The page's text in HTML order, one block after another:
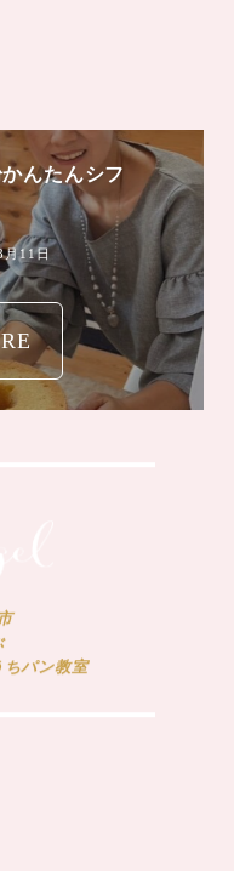
んたんシフ
月11日
ちパン教室